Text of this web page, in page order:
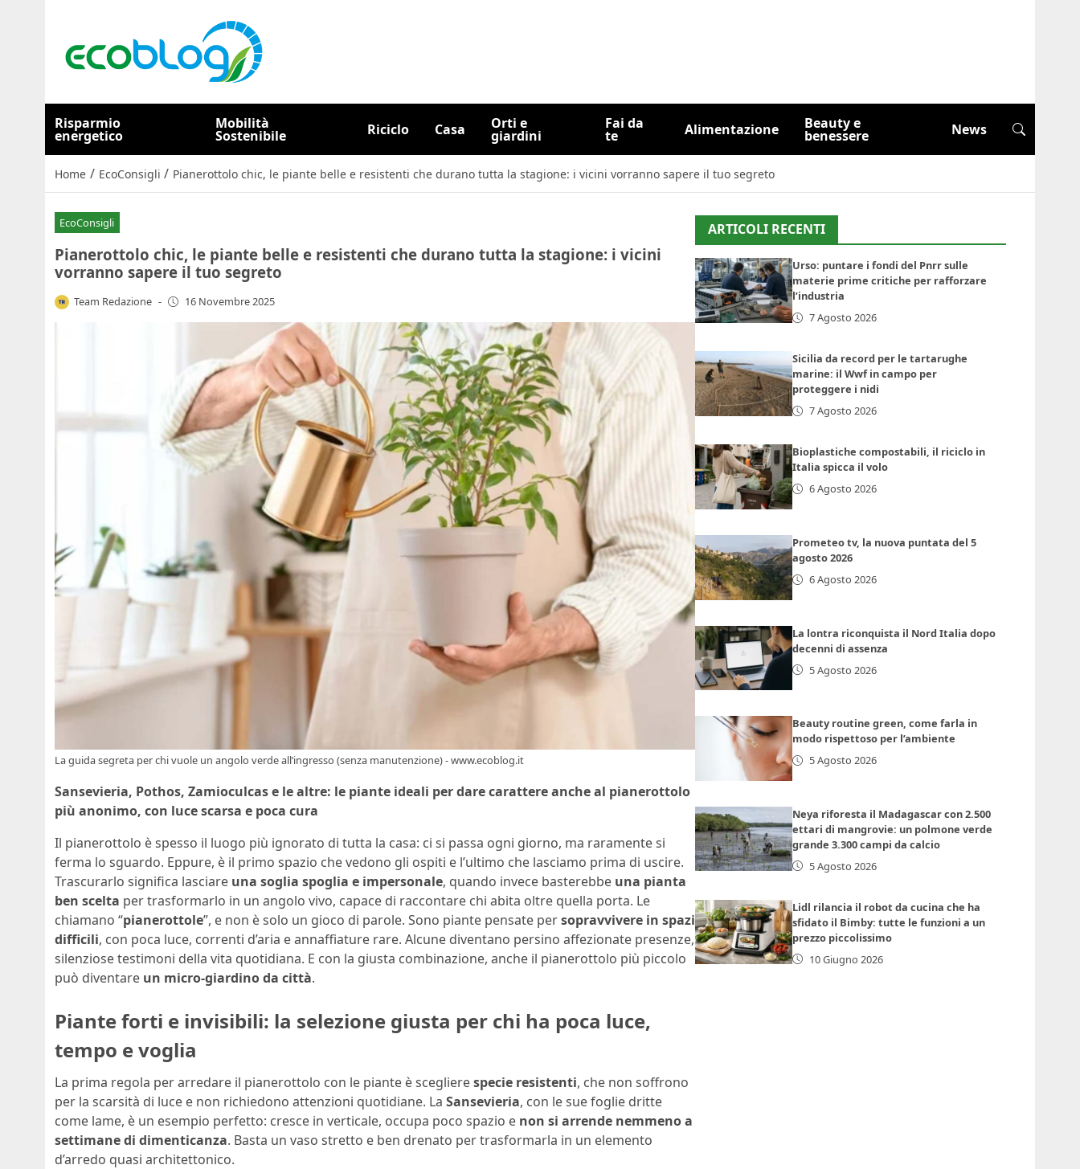
Risparmio
energetico
Mobilità
Sostenibile Riciclo Casa Orti e
giardini
Fai da
te Alimentazione Beauty e
benessere News
Home / EcoConsigli / Pianerottolo chic, le piante belle e resistenti che durano tutta la stagione: i vicini vorranno sapere il tuo segreto
EcoConsigli
Pianerottolo chic, le piante belle e resistenti che durano tutta la stagione: i vicini
vorranno sapere il tuo segreto
Team Redazione - 16 Novembre 2025
La guida segreta per chi vuole un angolo verde all’ingresso (senza manutenzione) - www.ecoblog.it
Sansevieria, Pothos, Zamioculcas e le altre: le piante ideali per dare carattere anche al pianerottolo
più anonimo, con luce scarsa e poca cura
Il pianerottolo è spesso il luogo più ignorato di tutta la casa: ci si passa ogni giorno, ma raramente si
ferma lo sguardo. Eppure, è il primo spazio che vedono gli ospiti e l’ultimo che lasciamo prima di uscire.
Trascurarlo significa lasciare una soglia spoglia e impersonale, quando invece basterebbe una pianta
ben scelta per trasformarlo in un angolo vivo, capace di raccontare chi abita oltre quella porta. Le
chiamano “pianerottole”, e non è solo un gioco di parole. Sono piante pensate persopravvivere in spazi
difficili, con poca luce, correnti d’aria e annaffiature rare. Alcune diventano persino affezionate presenze,
silenziose testimoni della vita quotidiana. E con la giusta combinazione, anche il pianerottolo più piccolo
può diventare un micro-giardino da città.
Piante forti e invisibili: la selezione giusta per chi ha poca luce,
tempo e voglia
La prima regola per arredare il pianerottolo con le piante è sceglierespecie resistenti, che non soffrono
per la scarsità di luce e non richiedono attenzioni quotidiane. La Sansevieria, con le sue foglie dritte
come lame, è un esempio perfetto: cresce in verticale, occupa poco spazio e non si arrende nemmeno a
settimane di dimenticanza. Basta un vaso stretto e ben drenato per trasformarla in un elemento
d’arredo quasi architettonico.
ARTICOLI RECENTI
Urso: puntare i fondi del Pnrr sulle
materie prime critiche per rafforzare
l’industria
7 Agosto 2026
Sicilia da record per le tartarughe
marine: il Wwf in campo per
proteggere i nidi
7 Agosto 2026
Bioplastiche compostabili, il riciclo in
Italia spicca il volo
6 Agosto 2026
Prometeo tv, la nuova puntata del 5
agosto 2026
6 Agosto 2026
La lontra riconquista il Nord Italia dopo
decenni di assenza
5 Agosto 2026
Beauty routine green, come farla in
modo rispettoso per l’ambiente
5 Agosto 2026
Neya riforesta il Madagascar con 2.500
ettari di mangrovie: un polmone verde
grande 3.300 campi da calcio
5 Agosto 2026
Lidl rilancia il robot da cucina che ha
sfidato il Bimby: tutte le funzioni a un
prezzo piccolissimo
10 Giugno 2026